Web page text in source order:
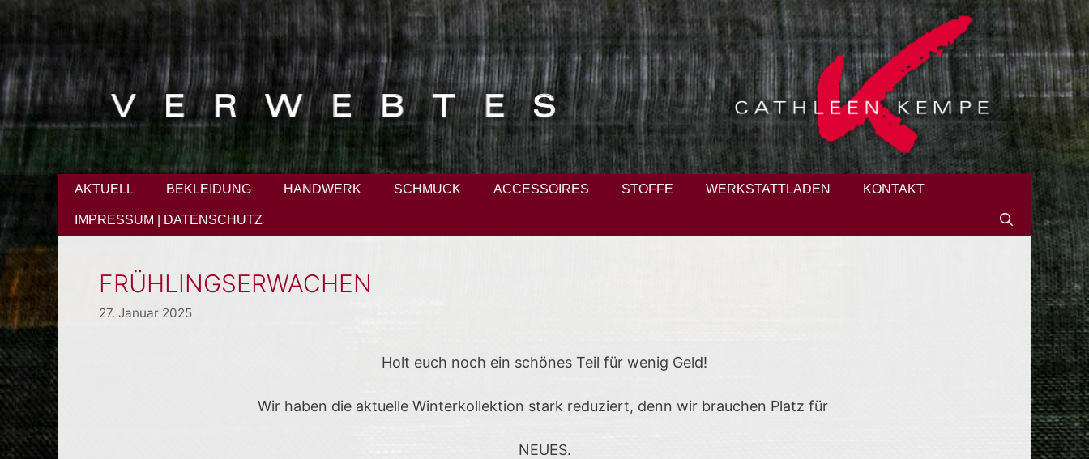
Zum
springen
AKTUELL BEKLEIDUNG HANDWERK SCHMUCK ACCESSOIRES STOFFE WERKSTATTLADEN KONTAKT
IMPRESSUM | DATENSCHUTZ
FRÜHLINGSERWACHEN
27. Januar 2025
Holt euch noch ein schönes Teil für wenig Geld!
Wir haben die aktuelle Winterkollektion stark reduziert, denn wir brauchen Platz für
NEUES.